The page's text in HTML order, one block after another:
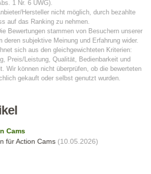
Cams
für Action Cams(10.05.2026)